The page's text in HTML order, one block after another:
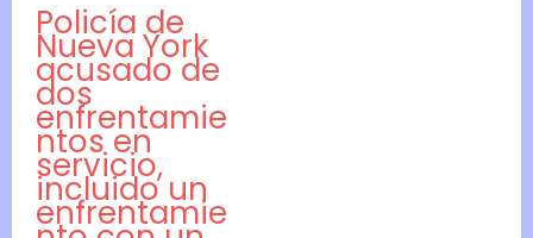
Policía de
Nueva York
acusado de
dos
enfrentamie
ntos en
servicio,
incluido un
enfrentamie